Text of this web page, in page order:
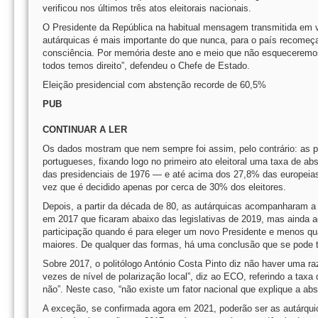
verificou nos últimos três atos eleitorais nacionais.
O Presidente da República na habitual mensagem transmitida
autárquicas é mais importante do que nunca, para o país
consciência. Por memória deste ano e meio que não
todos temos direito”, defendeu o Chefe de Estado.
Eleição presidencial com abstenção recorde de 60,5%
PUB
CONTINUAR A LER
Os dados mostram que nem sempre foi assim, pelo contrário: as
portugueses, fixando logo no primeiro ato eleitoral uma taxa de
das presidenciais de 1976 — e até acima dos 27,8% das
vez que é decidido apenas por cerca de 30% dos eleitores.
Depois, a partir da década de 80, as autárquicas
em 2017 que ficaram abaixo das legislativas de 2019, mas ainda
participação quando é para eleger um novo Presidente e menos
maiores. De qualquer das formas, há uma conclusão que se
Sobre 2017, o politólogo António Costa Pinto diz não haver uma
vezes de nível de polarização local”, diz ao ECO, referindo a
não”. Neste caso, “não existe um fator nacional que explique a
A exceção, se confirmada agora em 2021, poderão ser as